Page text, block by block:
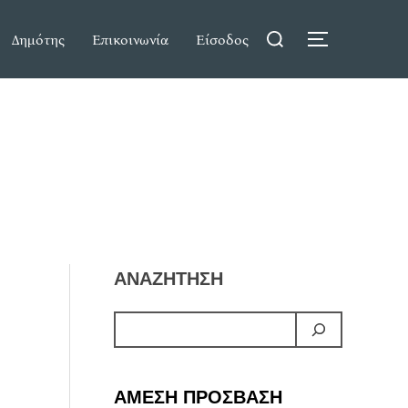
Δημότης Επικοινωνία Είσοδος
Search
TOGGLE
ΑΝΑΖΗΤΗΣΗ
ΑΜΕΣΗ ΠΡΟΣΒΑΣΗ